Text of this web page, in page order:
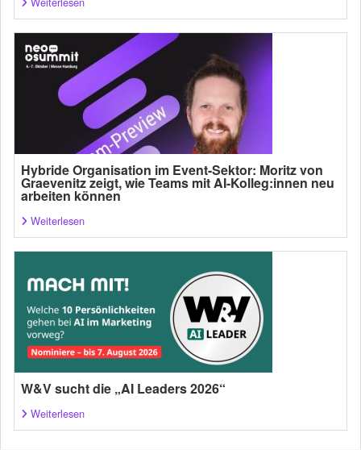
Hybride Organisation im Event-Sektor: Moritz von
Graevenitz zeigt, wie Teams mit AI-Kolleg:innen neu
arbeiten können
Weiterlesen
W&V sucht die „AI Leaders 2026“
Weiterlesen